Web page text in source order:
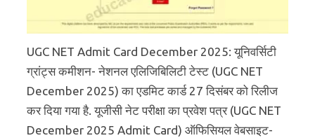
UGC NET Admit Card December 2025: यूनिवर्सिटी
ग्रांट्स कमीशन- नेशनल एलिजिबिलिटी टेस्ट (UGC NET
December 2025) का एडमिट कार्ड 27 दिसंबर को रिलीज
कर दिया गया है. यूजीसी नेट परीक्षा का प्रवेश पत्र (UGC NET
December 2025 Admit Card) ऑफिसियल वेबसाइट-